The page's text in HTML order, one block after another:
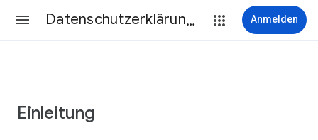
Datenschutzerklärung & Nutzungsbedingungen Anmelden
Einleitung